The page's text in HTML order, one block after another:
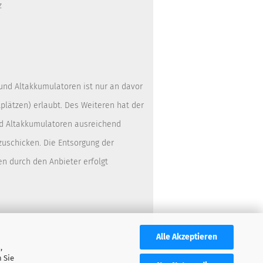
Sie
Alle Akzeptieren
Altakkumulatoren ist nur an davor
erlaubt. Des Weiteren hat der
Altakkumulatoren ausreichend
Die Entsorgung der
durch den Anbieter erfolgt